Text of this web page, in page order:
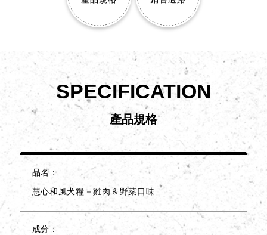
SPECIFICATION
產品規格
品名
慧心和風犬糧－雞肉＆野菜口味
成分